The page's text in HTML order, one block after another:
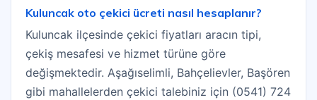
Kuluncak oto çekici ücreti nasıl hesaplanır?
Kuluncak ilçesinde çekici fiyatları aracın tipi,
çekiş mesafesi ve hizmet türüne göre
değişmektedir. Aşağıselimli, Bahçelievler, Başören
gibi mahallelerden çekici talebiniz için (0541) 724